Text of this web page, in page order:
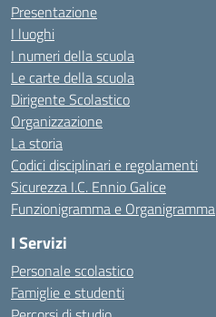
Presentazione
I luoghi
I numeri della scuola
Le carte della scuola
Dirigente Scolastico
Organizzazione
La storia
Codici disciplinari e regolamenti
Sicurezza I.C. Ennio Galice
Funzionigramma e Organigramma
I Servizi
Personale scolastico
Famiglie e studenti